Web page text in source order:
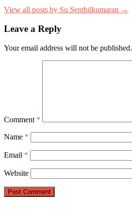
View all posts by Su Senthilkumaran →
Leave a Reply
Your email address will not be published.
Comment *
Name *
Email *
Website